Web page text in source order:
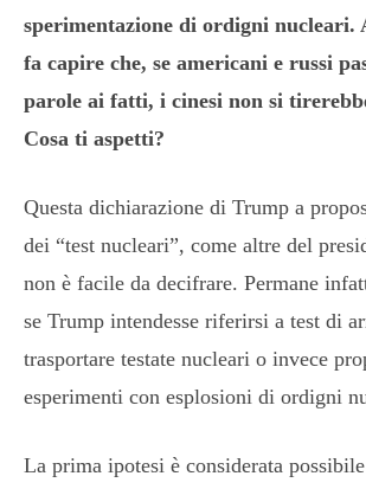
sperimentazione di ordigni nucleari.
fa capire che, se americani e russi
parole ai fatti, i cinesi non si
Cosa ti aspetti?
Questa dichiarazione di Trump a
dei “test nucleari”, come altre del
non è facile da decifrare. Permane
se Trump intendesse riferirsi a test di
trasportare testate nucleari o invece
esperimenti con esplosioni di ordigni
La prima ipotesi è considerata